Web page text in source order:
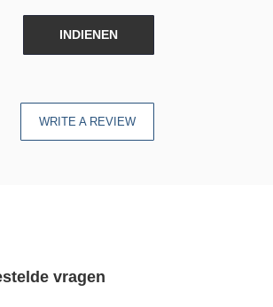
INDIENEN
WRITE A REVIEW
vragen